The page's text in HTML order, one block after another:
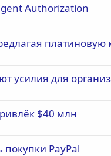
Authorization
платиновую
усилия для
$40 млн
покупки PayPal